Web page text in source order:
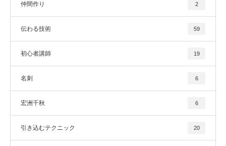
仲間作り 2
伝わる技術 59
初心者講師 19
名刺 6
宏洲千秋 6
引き込むテクニック 20